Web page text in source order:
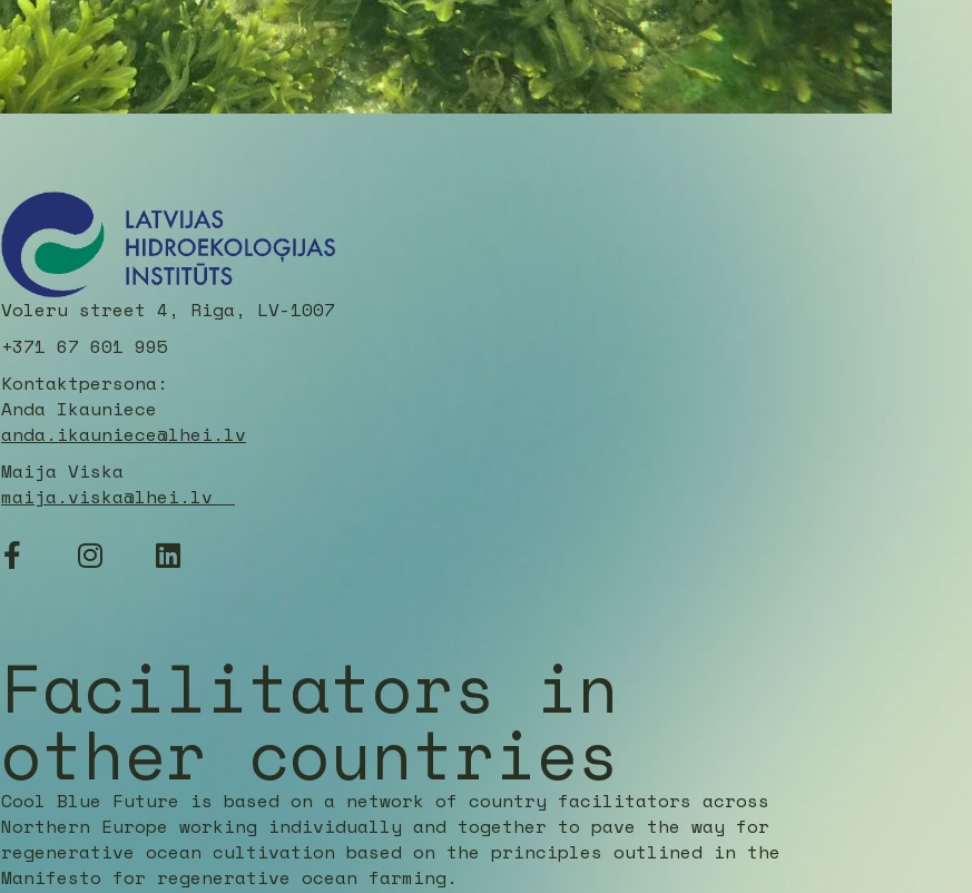
Voleru street 4, Riga, LV-1007
+371 67 601 995
Kontaktpersona:
Anda Ikauniece
anda.ikauniece@lhei.lv
Maija Viska
maija.viska@lhei.lv
Facilitators in
other countries
Cool Blue Future is based on a network of country facilitators across
Northern Europe working individually and together to pave the way for
regenerative ocean cultivation based on the principles outlined in the
Manifesto for regenerative ocean farming.